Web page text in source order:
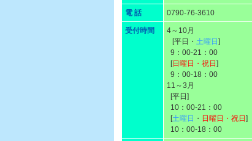
電 話 0790-76-3610
受付時間
4～10月
[平日・ 土曜日 ]
9：00-21：00
[日曜日・祝日 ]
9：00-18：00
11～3月
[平日]
10：00-21：00
[土曜日 ・ 日曜日・祝日 ]
10：00-18：00